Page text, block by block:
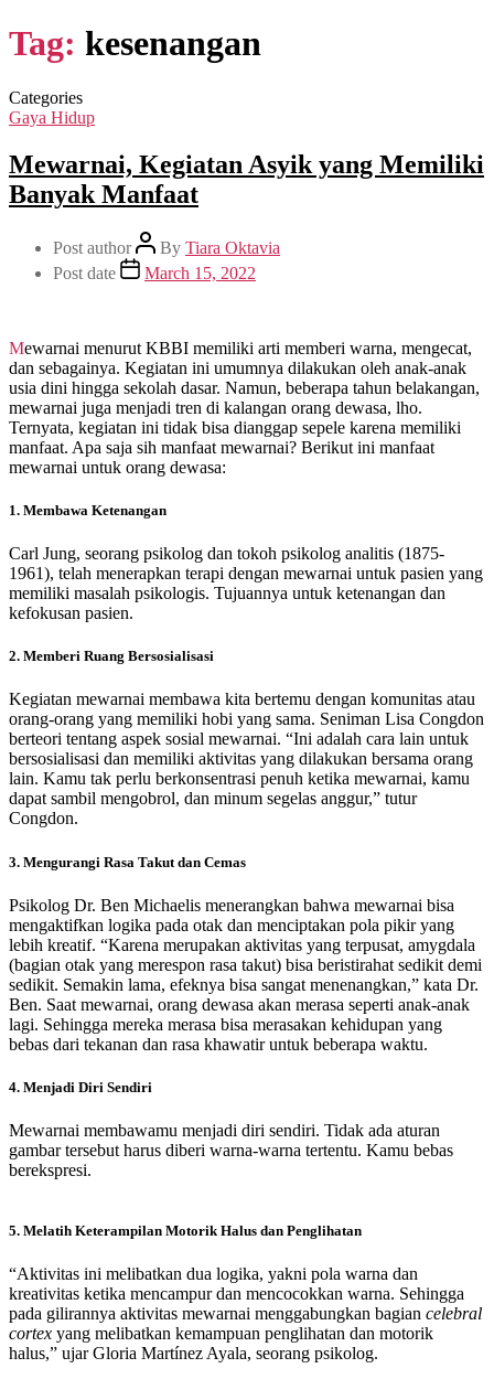
Tag: kesenangan
Categories
Gaya Hidup
Mewarnai, Kegiatan Asyik yang Memiliki
Banyak Manfaat
Post author By Tiara Oktavia
Post date
March 15, 2022
Mewarnai menurut KBBI memiliki arti memberi warna, mengecat,
dan sebagainya. Kegiatan ini umumnya dilakukan oleh anak-anak
usia dini hingga sekolah dasar. Namun, beberapa tahun belakangan,
mewarnai juga menjadi tren di kalangan orang dewasa, lho.
Ternyata, kegiatan ini tidak bisa dianggap sepele karena memiliki
manfaat. Apa saja sih manfaat mewarnai? Berikut ini manfaat
mewarnai untuk orang dewasa:
1. Membawa Ketenangan
Carl Jung, seorang psikolog dan tokoh psikolog analitis (1875-
1961), telah menerapkan terapi dengan mewarnai untuk pasien yang
memiliki masalah psikologis. Tujuannya untuk ketenangan dan
kefokusan pasien.
2. Memberi Ruang Bersosialisasi
Kegiatan mewarnai membawa kita bertemu dengan komunitas atau
orang-orang yang memiliki hobi yang sama. Seniman Lisa Congdon
berteori tentang aspek sosial mewarnai. “Ini adalah cara lain untuk
bersosialisasi dan memiliki aktivitas yang dilakukan bersama orang
lain. Kamu tak perlu berkonsentrasi penuh ketika mewarnai, kamu
dapat sambil mengobrol, dan minum segelas anggur,” tutur
Congdon.
3. Mengurangi Rasa Takut dan Cemas
Psikolog Dr. Ben Michaelis menerangkan bahwa mewarnai bisa
mengaktifkan logika pada otak dan menciptakan pola pikir yang
lebih kreatif. “Karena merupakan aktivitas yang terpusat, amygdala
(bagian otak yang merespon rasa takut) bisa beristirahat sedikit demi
sedikit. Semakin lama, efeknya bisa sangat menenangkan,” kata Dr.
Ben. Saat mewarnai, orang dewasa akan merasa seperti anak-anak
lagi. Sehingga mereka merasa bisa merasakan kehidupan yang
bebas dari tekanan dan rasa khawatir untuk beberapa waktu.
4. Menjadi Diri Sendiri
Mewarnai membawamu menjadi diri sendiri. Tidak ada aturan
gambar tersebut harus diberi warna-warna tertentu. Kamu bebas
berekspresi.
5. Melatih Keterampilan Motorik Halus dan Penglihatan
“Aktivitas ini melibatkan dua logika, yakni pola warna dan
kreativitas ketika mencampur dan mencocokkan warna. Sehingga
pada gilirannya aktivitas mewarnai menggabungkan bagian celebral
cortex yang melibatkan kemampuan penglihatan dan motorik
halus,” ujar Gloria Martínez Ayala, seorang psikolog.